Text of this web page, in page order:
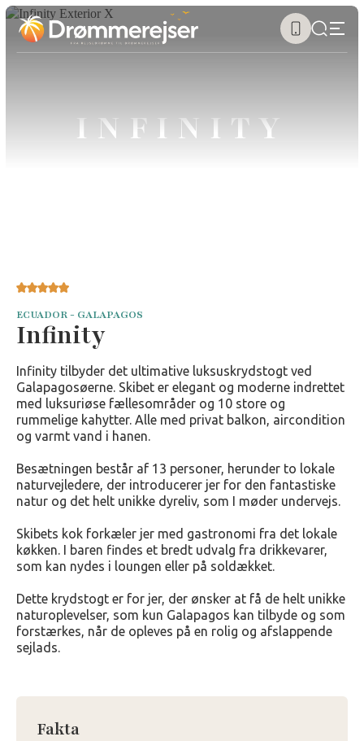
INFINITY
ECUADOR - GALAPAGOS
Infinity
Infinity tilbyder det ultimative luksuskrydstogt ved
Galapagosøerne. Skibet er elegant og moderne indrettet
med luksuriøse fællesområder og 10 store og
rummelige kahytter. Alle med privat balkon, aircondition
og varmt vand i hanen.
Besætningen består af 13 personer, herunder to lokale
naturvejledere, der introducerer jer for den fantastiske
natur og det helt unikke dyreliv, som I møder undervejs.
Skibets kok forkæler jer med gastronomi fra det lokale
køkken. I baren findes et bredt udvalg fra drikkevarer,
som kan nydes i loungen eller på soldækket.
Dette krydstogt er for jer, der ønsker at få de helt unikke
naturoplevelser, som kun Galapagos kan tilbyde og som
forstærkes, når de opleves på en rolig og afslappende
sejlads.
Fakta